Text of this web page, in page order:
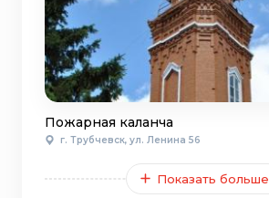
Пожарная каланча
г. Трубчевск, ул. Ленина 56
Показать больше